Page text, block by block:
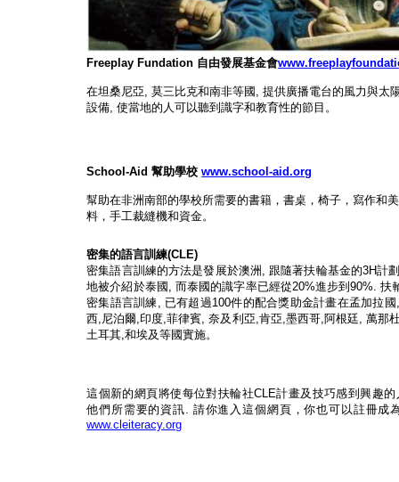
Freeplay Fundation 自由發展基金會
在坦桑尼亞,莫三比克和南非等國 ,提供廣播電台的風力與太
設備,使當地的人可以聽到識字和教育性的節目。
School-Aid幫助學校 www.school-aid.org
幫助在非洲南部的學校所需要的書籍，書桌，椅子，寫作和
料，手工裁縫機和資金。
密集的語言訓練(CLE)
密集語言訓練的方法是發展於澳洲 , 跟隨著扶輪基金的3H計
地被介紹於泰國 , 而泰國的識字率已經從20%進步到90%.扶
密集語言訓練, 已有超過100件的配合獎助金計畫在孟加拉國 ,
西,尼泊爾,印度,菲律賓,奈及利亞,肯亞,墨西哥,阿根廷, 萬那
土耳其,和埃及等國實施。
這個新的網頁將使每位對扶輪社CLE計畫及技巧感到興趣的
他們所需要的資訊. 請你進入這個網頁，你也可以註冊成
www.cleiteracy.org